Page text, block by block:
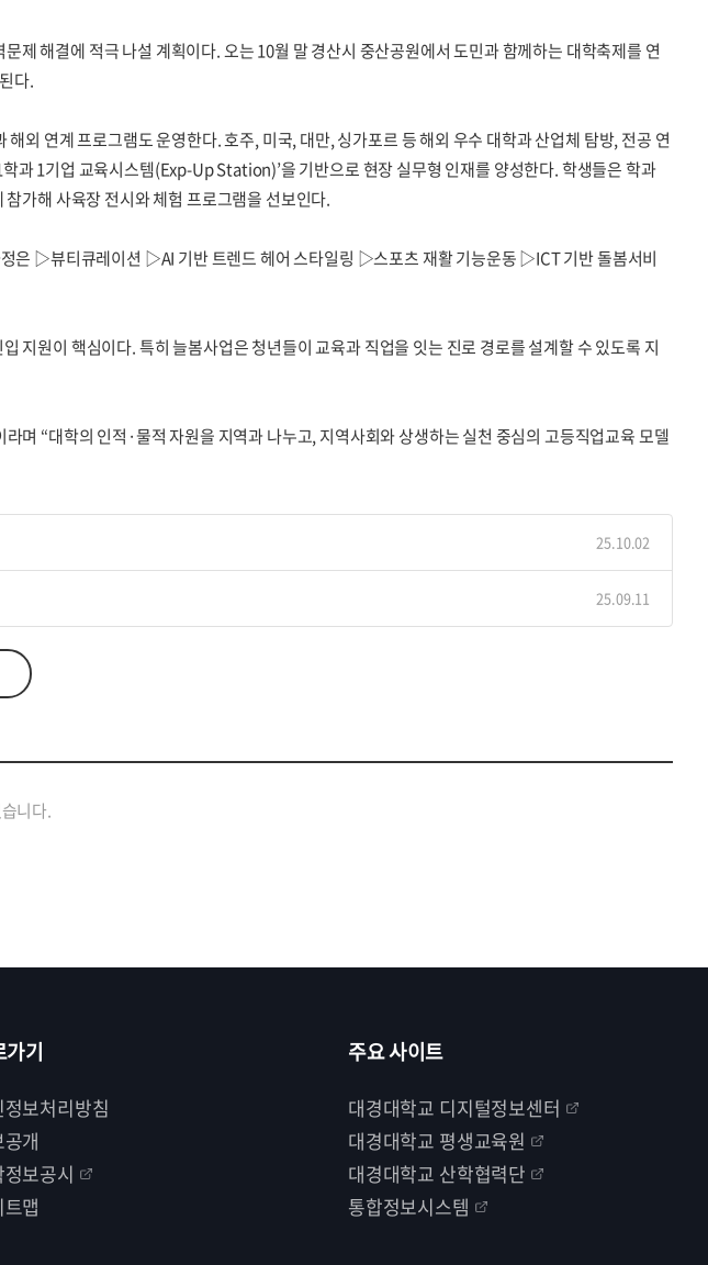
해결에 적극 나설 계획이다. 오는 10월 말 경산시 중산공원에서 도민과 함께하는 대학축제를 연
다.
외 연계 프로그램도 운영한다. 호주, 미국, 대만, 싱가포르 등 해외 우수 대학과 산업체 탐방, 전공 연
과 1기업 교육시스템(Exp-Up Station)’을 기반으로 현장 실무형 인재를 양성한다. 학생들은 학과
가해 사육장 전시와 체험 프로그램을 선보인다.
은 ▷뷰티큐레이션 ▷AI 기반 트렌드 헤어 스타일링 ▷스포츠 재활 기능운동 ▷ICT 기반 돌봄서비
지원이 핵심이다. 특히 늘봄사업은 청년들이 교육과 직업을 잇는 진로 경로를 설계할 수 있도록 지
며 “대학의 인적·물적 자원을 지역과 나누고, 지역사회와 상생하는 실천 중심의 고등직업교육 모델
25.10.02
25.09.11
니다.
가기
정보처리방침
개
보공시
맵
주요 사이트
대경대학교 디지털정보센터
대경대학교 평생교육원
대경대학교 산학협력단
통합정보시스템